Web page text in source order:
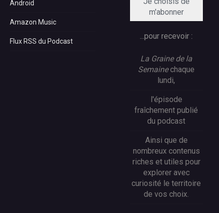
Android
Amazon Music
Flux RSS du Podcast
...pour recevoir :
La Graine de la
Semainechaque
lundi,
l'épisode
fraîchement publié
du podcast
Ainsi que de
nombreux contenus
riches et utiles pour
explorer avec
curiosité le territoire
de vos choix.